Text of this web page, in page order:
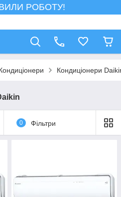
РОБОТУ!
Кондиціонери
0 Фільтри